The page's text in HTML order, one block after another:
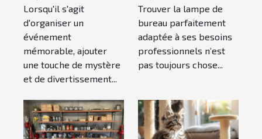
magicien
mentaliste pour
votre
événement
Lorsqu'il s'agit
d'organiser un
événement
mémorable, ajouter
une touche de mystère
et de divertissement...
bureau adaptée
à votre style de
travail
Trouver la lampe de
bureau parfaitement
adaptée à ses besoins
professionnels n’est
pas toujours chose...